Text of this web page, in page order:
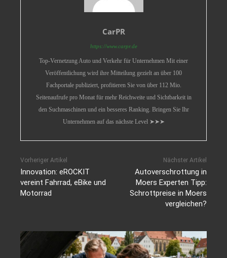
CarPR
https://www.carpr.de
Top-Vernetzung Auto und Verkehr für Unternehmen Mit einer
Veröffentlichung wird ihre Mitteilung gezielt an über 100
Fachportale publiziert, profitieren Sie von über 112 Mio.
Seitenaufrufe pro Monat für mehr Reichweite und Sichtbarkeit in
den Suchmaschinen und ein besseres Ranking. Bringen Sie Ihr
Unternehmen auf das nächste Level ➤➤➤
Vorheriger Artikel
Innovation: eROCKIT
vereint Fahrrad, eBike und
Motorrad
Nächster Artikel
Autoverschrottung in
Moers Experten Tipp:
Schrottpreise in Moers
vergleichen?